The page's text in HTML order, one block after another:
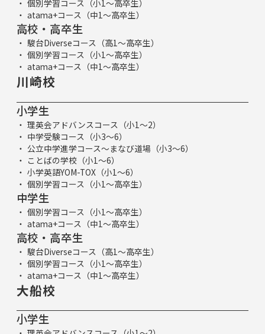
個別学習コース（小1～高卒生）
atama+コース（中1～高卒生）
高校・高卒生
駿台Diverseコース（高1～高卒生）
個別学習コース（小1～高卒生）
atama+コース（中1～高卒生）
川崎校
小学生
理英会アドバンスコース（小1～2）
中学受験コース（小3～6）
公立中学進学コース～まなび道場（小3～6）
ことばの学校（小1～6）
小学英語YOM-TOX（小1～6）
個別学習コース（小1～高卒生）
中学生
個別学習コース（小1～高卒生）
atama+コース（中1～高卒生）
高校・高卒生
駿台Diverseコース（高1～高卒生）
個別学習コース（小1～高卒生）
atama+コース（中1～高卒生）
大船校
小学生